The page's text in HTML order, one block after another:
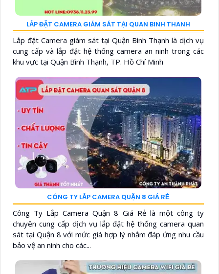
LẮP ĐẶT CAMERA GIÁM SÁT TẠI QUAN BINH THANH
Lắp đặt Camera giám sát tại Quận Bình Thạnh là dịch vụ
cung cấp và lắp đặt hệ thống camera an ninh trong các
khu vực tại Quận Bình Thạnh, TP. Hồ Chí Minh
CÔNG TY LẮP CAMERA QUẬN 8 GIÁ RẺ
Công Ty Lắp Camera Quận 8 Giá Rẻ là một công ty
chuyên cung cấp dịch vụ lắp đặt hệ thống camera quan
sát tại Quận 8 với mức giá hợp lý nhằm đáp ứng nhu cầu
bảo vệ an ninh cho các...